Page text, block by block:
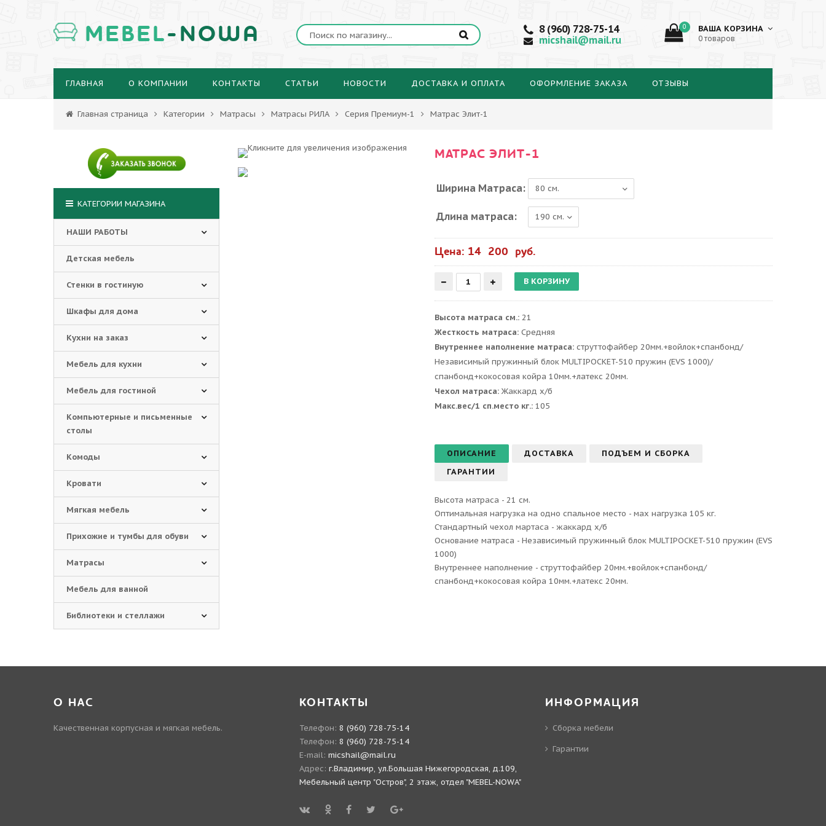
MEBEL-NOWA
8 (960) 728-75-14
micshail@mail.ru
0 ВАША КОРЗИНА
0 товаров
ГЛАВНАЯ О КОМПАНИИ КОНТАКТЫ СТАТЬИ НОВОСТИ ДОСТАВКА И ОПЛАТА ОФОРМЛЕНИЕ ЗАКАЗА ОТЗЫВЫ
Главная страница Категории Матрасы Матрасы РИЛА Серия Премиум-1 Матрас Элит-1
МАТРАС ЭЛИТ-1
Ширина Матраса:
Длина матраса:
Цена: 14 200 руб.
Высота матраса см.: 21
Жесткость матраса: Средняя
Внутреннее наполнение матраса: струттофайбер 20мм.+войлок+спанбонд/
Независимый пружинный блок MULTIPOCKET-510 пружин (EVS 1000)/
спанбонд+кокосовая койра 10мм.+латекс 20мм.
Чехол матраса: Жаккард х/б
Макс.вес/1 сп.место кг.: 105
ОПИСАНИЕ ДОСТАВКА
ПОДЪЕМ И СБОРКА
ГАРАНТИИ
Высота матраса - 21 см.
Оптимальная нагрузка на одно спальное место - мах нагрузка 105 кг.
Стандартный чехол мартаса - жаккард х/б
Основание матраса - Независимый пружинный блок MULTIPOCKET-510 пружин (EVS
1000)
Внутреннее наполнение - струттофайбер 20мм.+войлок+спанбонд/
спанбонд+кокосовая койра 10мм.+латекс 20мм.
КАТЕГОРИИ МАГАЗИНА
НАШИ РАБОТЫ
Детская мебель
Стенки в гостиную
Шкафы для дома
Кухни на заказ
Мебель для кухни
Мебель для гостиной
Компьютерные и письменные
столы
Комоды
Кровати
Мягкая мебель
Прихожие и тумбы для обуви
Матрасы
Мебель для ванной
Библиотеки и стеллажи
О НАС
Качественная корпусная и мягкая мебель.
КОНТАКТЫ
Телефон: 8 (960) 728-75-14
Телефон: 8 (960) 728-75-14
E-mail: micshail@mail.ru
Адрес: г.Владимир, ул.Большая Нижегородская, д.109,
Мебельный центр "Остров", 2 этаж, отдел "MEBEL-NOWA"
ИНФОРМАЦИЯ
Сборка мебели
Гарантии